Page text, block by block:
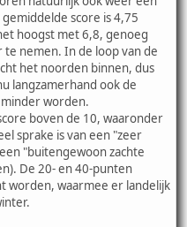
score is 4,75
hoogst met 6,8, genoeg
nemen. In de loop van de
het noorden binnen, dus
langzamerhand ook de
worden.
boven de 10, waaronder
sprake is van een "zeer
"buitengewoon zachte
De 20- en 40-punten
worden, waarmee er landelijk